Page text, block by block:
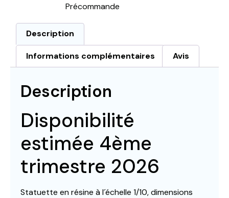
Précommande
Description
Informations complémentaires Avis
Description
Disponibilité
estimée 4ème
trimestre 2026
Statuette en résine à l´échelle 1/10, dimensions